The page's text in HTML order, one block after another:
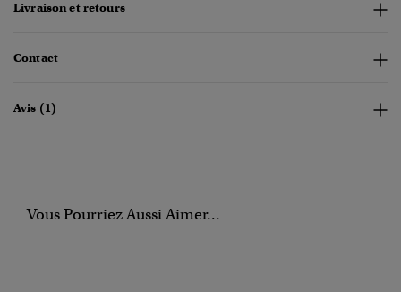
Livraison et retours
Contact
Avis (1)
Vous Pourriez Aussi Aimer...